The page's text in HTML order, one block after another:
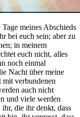
meines Abschieds
bei euch sein; aber zu
in meinem
euch nicht, alles
noch einmal
Nacht über meine
mit verbundenen
auch nicht
und viele werden
die ihr denkt, dass